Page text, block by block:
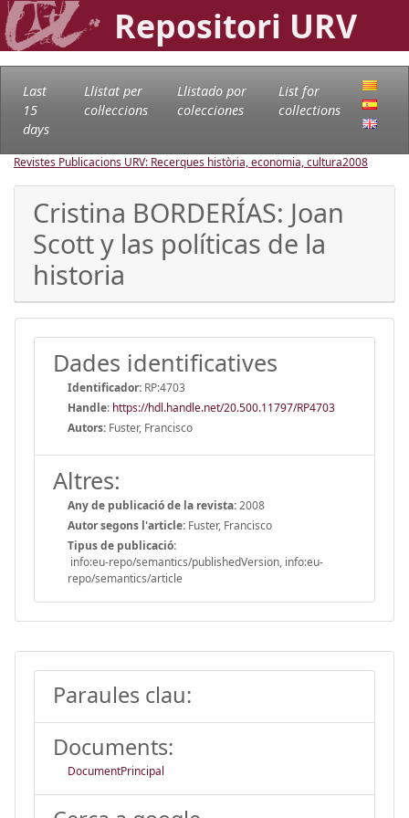
Repositori URV
Last
15
days
Llistat per
col·leccions
Llistado por
colecciones
List for
collections
Revistes Publicacions URV: Recerques història, economia, cultura2008
Cristina BORDERÍAS: Joan
Scott y las políticas de la
historia
Dades identificatives
Identificador: RP:4703
Handle: https://hdl.handle.net/20.500.11797/RP4703
Autors: Fuster, Francisco
Altres:
Any de publicació de la revista:2008
Autor segons l'article: Fuster, Francisco
Tipus de publicació:
info:eu-repo/semantics/publishedVersion, info:eu-
repo/semantics/article
Paraules clau:
Documents:
DocumentPrincipal